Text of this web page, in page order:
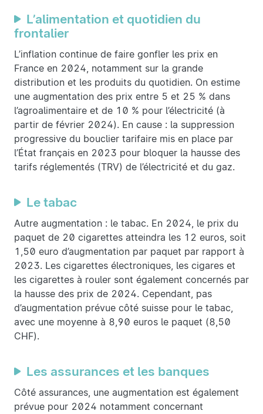
L’alimentation et quotidien du
frontalier
L’inflation continue de faire gonfler les prix en
France en 2024, notamment sur la grande
distribution et les produits du quotidien. On estime
une augmentation des prix entre 5 et 25 % dans
l’agroalimentaire et de 10 % pour l’électricité (à
partir de février 2024). En cause : la suppression
progressive du bouclier tarifaire mis en place par
l’État français en 2023 pour bloquer la hausse des
tarifs réglementés (TRV) de l’électricité et du gaz.
Le tabac
Autre augmentation : le tabac. En 2024, le prix du
paquet de 20 cigarettes atteindra les 12 euros, soit
1,50 euro d’augmentation par paquet par rapport à
2023. Les cigarettes électroniques, les cigares et
les cigarettes à rouler sont également concernés par
la hausse des prix de 2024. Cependant, pas
d’augmentation prévue côté suisse pour le tabac,
avec une moyenne à 8,90 euros le paquet (8,50
CHF).
Les assurances et les banques
Côté assurances, une augmentation est également
prévue pour 2024 notamment concernant